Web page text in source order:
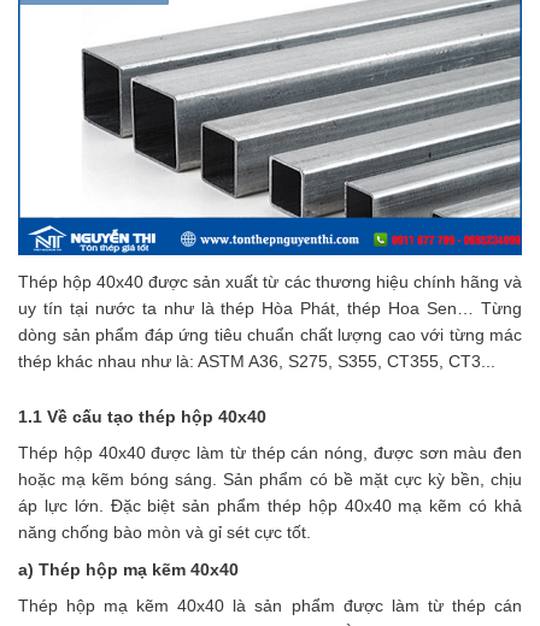
Thép hộp 40x40 được sản xuất từ các thương hiệu chính hãng và
uy tín tại nước ta như là thép Hòa Phát, thép Hoa Sen… Từng
dòng sản phẩm đáp ứng tiêu chuẩn chất lượng cao với từng mác
thép khác nhau như là: ASTM A36, S275, S355, CT355, CT3...
1.1 Về cấu tạo thép hộp 40x40
Thép hộp 40x40 được làm từ thép cán nóng, được sơn màu đen
hoặc mạ kẽm bóng sáng. Sản phẩm có bề mặt cực kỳ bền, chịu
áp lực lớn. Đặc biệt sản phẩm thép hộp 40x40 mạ kẽm có khả
năng chống bào mòn và gỉ sét cực tốt.
a) Thép hộp mạ kẽm 40x40
Thép hộp mạ kẽm 40x40 là sản phẩm được làm từ thép cán